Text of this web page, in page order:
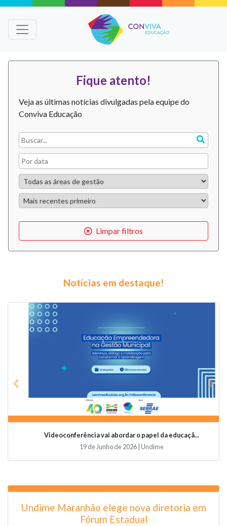
Fique atento!
Veja as últimas notícias divulgadas pela equipe do
Conviva Educação
Limpar filtros
Notícias em destaque!
Videoconferência vai abordar o papel da educaçã...
19 de Junho de 2026 | Undime
Previous
Undime Maranhão elege nova diretoria em
Fórum Estadual